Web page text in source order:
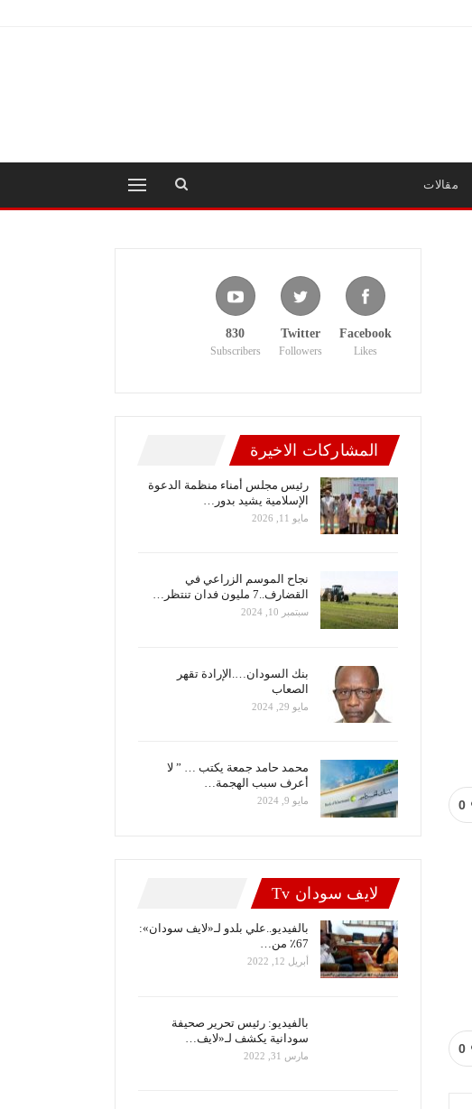
مقالات
0
0
Facebook
Likes
Twitter
Followers
830
Subscribers
المشاركات الاخيرة
رئيس مجلس أمناء منظمة الدعوة
الإسلامية يشيد بدور…
مايو 11, 2026
نجاح الموسم الزراعي في
القضارف..7 مليون فدان تنتظر…
سبتمبر 10, 2024
بنك السودان….الإرادة تقهر
الصعاب
مايو 29, 2024
محمد حامد جمعة يكتب … ” لا
أعرف سبب الهجمة…
مايو 9, 2024
لايف سودان Tv
بالفيديو..علي بلدو لـ«لايف سودان»:
67٪ من…
أبريل 12, 2022
بالفيديو: رئيس تحرير صحيفة
سودانية يكشف لـ«لايف…
مارس 31, 2022